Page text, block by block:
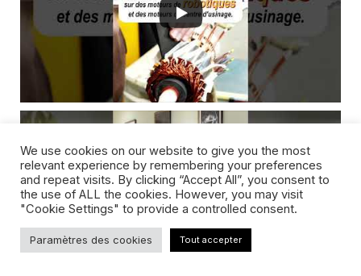
We use cookies on our website to give you the most
relevant experience by remembering your preferences
and repeat visits. By clicking “Accept All”, you consent to
the use of ALL the cookies. However, you may visit
"Cookie Settings" to provide a controlled consent.
Paramètres des cookies Tout accepter